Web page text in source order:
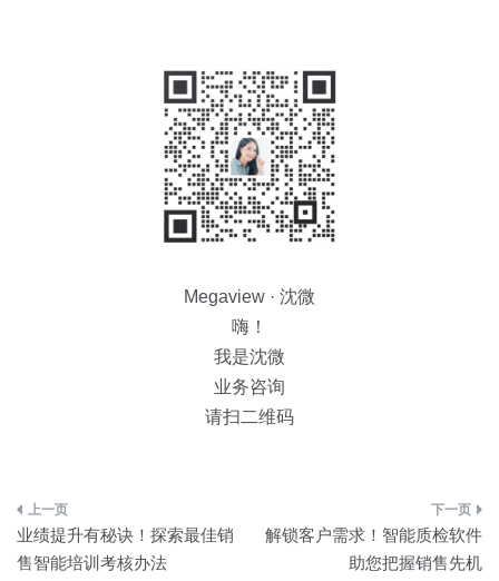
Megaview · 沈微
嗨！
我是沈微
业务咨询
请扫二维码
文
章
业绩提升有秘诀！探索最佳销
售智能培训考核办法
解锁客户需求！智能质检软件
助您把握销售先机